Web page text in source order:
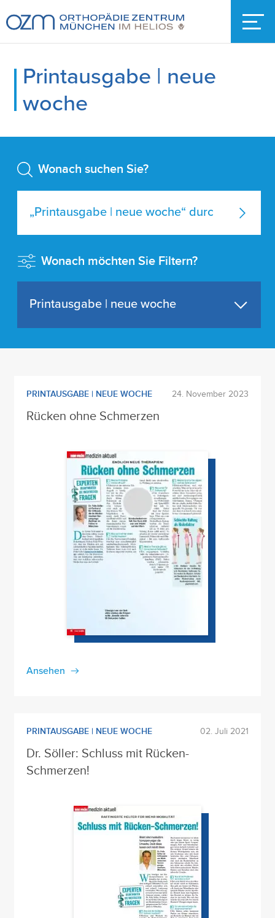
Printausgabe | neue
woche
Wonach suchen Sie?
Wonach möchten Sie Filtern?
Printausgabe | neue woche
PRINTAUSGABE | NEUE WOCHE 24. November 2023
Rücken ohne Schmerzen
Ansehen
PRINTAUSGABE | NEUE WOCHE 02. Juli 2021
Dr. Söller: Schluss mit Rücken-
Schmerzen!